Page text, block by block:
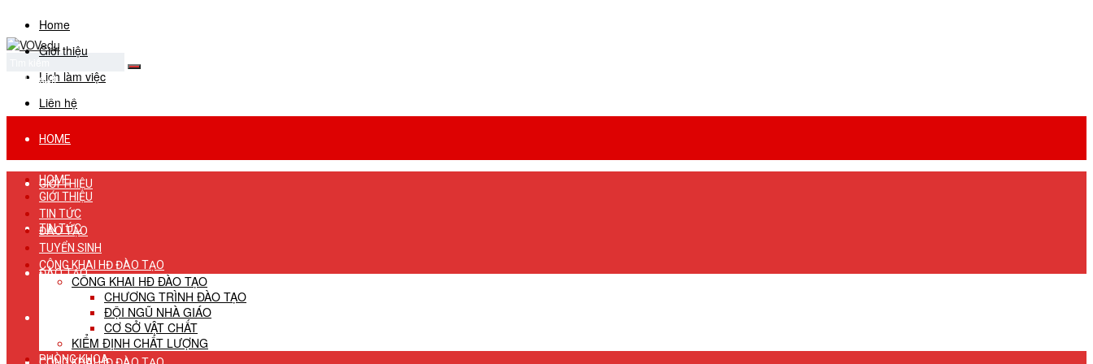
Home
Giới thiệu
Lịch làm việc
Liên hệ
No Result
View All Result
HOME
GIỚI THIỆU
TIN TỨC
ĐÀO TẠO
TUYỂN SINH
HOME
GIỚI THIỆU
TIN TỨC
ĐÀO TẠO
TUYỂN SINH
CÔNG KHAI HĐ ĐÀO TẠO
CÔNG KHAI HĐ ĐÀO TẠO
CHƯƠNG TRÌNH ĐÀO TẠO
ĐỘI NGŨ NHÀ GIÁO
CƠ SỞ VẬT CHẤT
KIỂM ĐỊNH CHẤT LƯỢNG
PHÒNG KHOA